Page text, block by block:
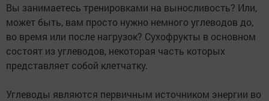
Вы занимаетесь тренировками на выносливость? Или,
может быть, вам просто нужно немного углеводов до,
во время или после нагрузок? Сухофрукты в основном
состоят из углеводов, некоторая часть которых
представляет собой клетчатку.
Углеводы являются первичным источником энергии во